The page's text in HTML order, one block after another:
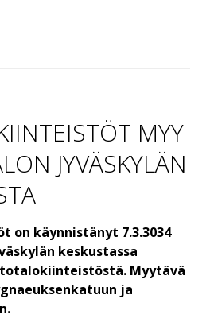
MYY
JYVÄSKYLÄN
on käynnistänyt 7.3.3034
keskustassa
Myytävä
ja